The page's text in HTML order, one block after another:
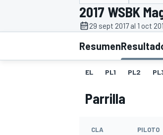
INDYCAR
2017 WSBK
29 sept 2017 al 1 oct
Resumen
EL PL1 PL2
Parrilla
CLA PILOTO